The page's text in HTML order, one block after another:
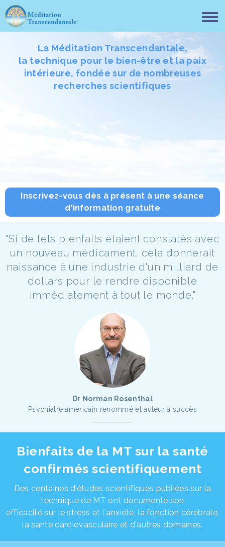
La Méditation Transcendantale,
la technique pour le bien-être et la paix
intérieure, fondée sur de nombreuses
recherches scientifiques
Inscrivez-vous dès à présent à une séance
d'information gratuite
"Si de tels bienfaits étaient constatés avec
un nouveau médicament, cela donnerait
naissance à une industrie d'un milliard de
dollars pour le rendre disponible
immédiatement à tout le monde."
Dr Norman Rosenthal
Psychiatre américain renommé et auteur à succès
Bienfaits de la MT sur la santé
confirmés scientifiquement
Des centaines d'études scientifiques publiées sur la
technique de MT ont documenté son
efficacité sur le stress et l'anxiété, la fonction cérébrale,
la santé cardiovasculaire et d'autres domaines.